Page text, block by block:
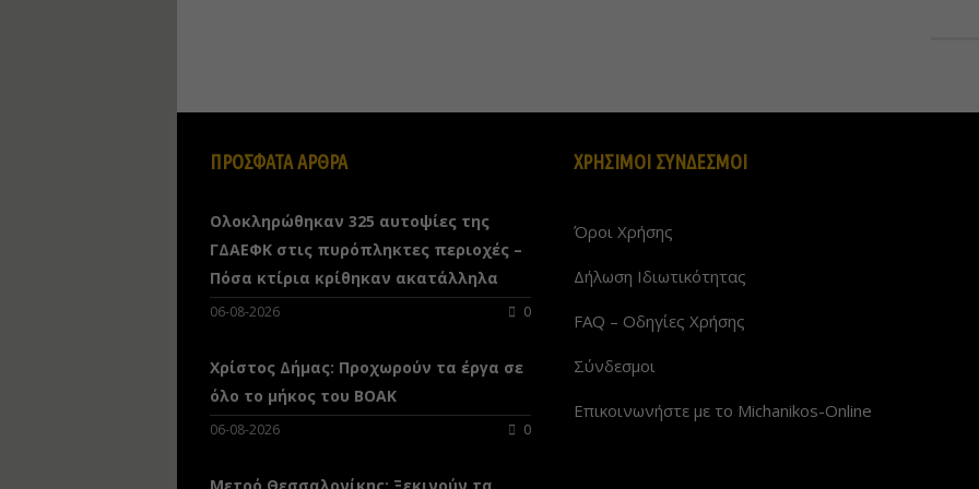
ΠΡΟΣΦΑΤΑ ΑΡΘΡΑ
Ολοκληρώθηκαν 325 αυτοψίες της
ΓΔΑΕΦΚ στις πυρόπληκτες περιοχές –
Πόσα κτίρια κρίθηκαν ακατάλληλα
06-08-2026 0
Χρίστος Δήμας: Προχωρούν τα έργα σε
όλο το μήκος του ΒΟΑΚ
06-08-2026 0
ΧΡΗΣΙΜΟΙ ΣΥΝΔΕΣΜΟΙ
Όροι Χρήσης
Δήλωση Ιδιωτικότητας
FAQ – Οδηγίες Χρήσης
Σύνδεσμοι
Επικοινωνήστε με το Michanikos-Online